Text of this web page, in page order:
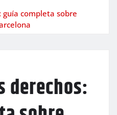
guía completa sobre
derechos: